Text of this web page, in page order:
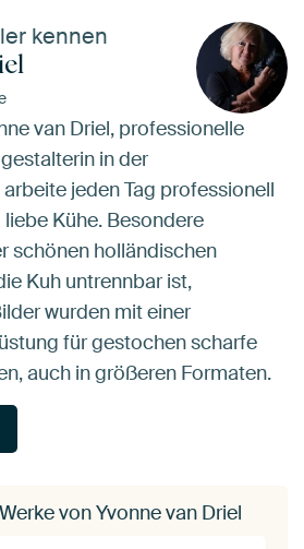
kennen
van Driel, professionelle
in der
jeden Tag professionell
Kühe. Besondere
schönen holländischen
Kuh untrennbar ist,
wurden mit einer
für gestochen scharfe
auch in größeren Formaten.
von Yvonne van Driel